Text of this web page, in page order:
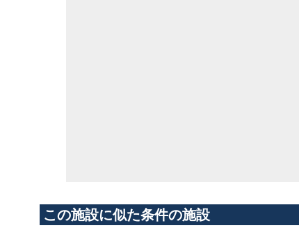
この施設に似た条件の施設